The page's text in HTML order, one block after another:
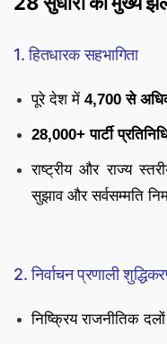
1. हितधारक सहभागिता
पूरे देश में 4,700 से
28,000+ पार्टी
राष्ट्रीय और राज्य
सुझाव और सर्वसम्मति
2. निर्वाचन प्रणाली
निष्क्रिय राजनीतिक